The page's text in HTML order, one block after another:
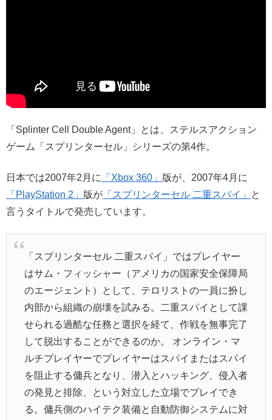
「Splinter Cell Double Agent」とは、ステルスアクション
ゲーム「スプリンターセル」シリーズの第4作。
日本では2007年2月に 「Xbox 360」 版が、2007年4月に
「PlayStation 2」 版が 「スプリンターセル 二重スパイ」
と
言うタイトルで発売しています。
「スプリンターセル 二重スパイ」ではプレイヤー
はサム・フィッシャー（アメリカの国家安全保障局
のエージェント）として、テロリストの一員に扮し
内部から組織の崩壊を試みる。二重スパイとして課
せられる過酷な任務と選択を経て、作戦を無事完了
して脱出することができるのか。 オンライン・マ
ルチプレイヤーでプレイヤーはスパイまたはスパイ
を阻止する傭兵となり、潜入とハッキング、侵入者
の発見と排除、という対立した立場でプレイでき
る。傭兵側のハイテク装備と自動防御システムに対